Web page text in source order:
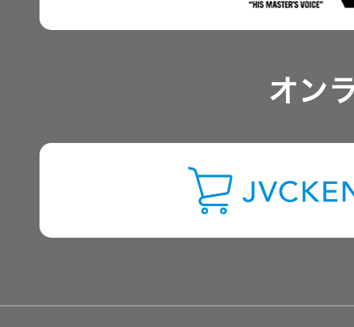
IRに関するお問い合わせ
用語集
オン